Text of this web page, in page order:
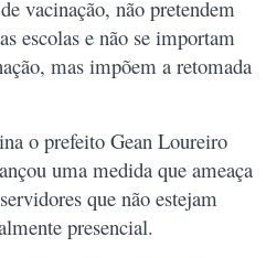
vacinação, não pretendem
escolas e não se importam
mas impõem a retomada
o prefeito Gean Loureiro
uma medida que ameaça
que não estejam
presencial.